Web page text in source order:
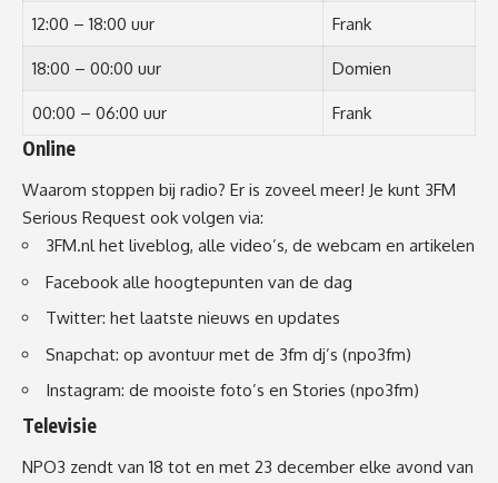
12:00 – 18:00 uur Frank
18:00 – 00:00 uur Domien
00:00 – 06:00 uur Frank
Online
Waarom stoppen bij radio? Er is zoveel meer! Je kunt 3FM
Serious Request ook volgen via:
3FM.nlhet liveblog, alle video’s, de webcam en artikelen
Facebook alle hoogtepunten van de dag
Twitter: het laatste nieuws en updates
Snapchat: op avontuur met de 3fm dj’s (npo3fm)
Instagram: de mooiste foto’s en Stories (npo3fm)
Televisie
NPO3 zendt van 18 tot en met 23 december elke avond van